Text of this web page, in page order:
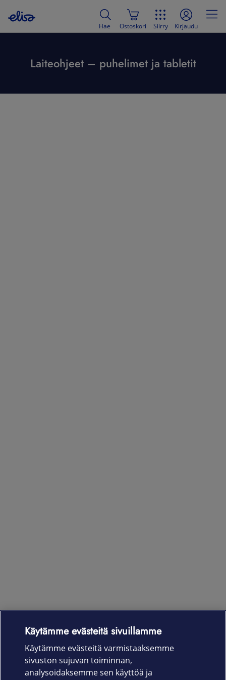
Hae Ostoskori Siirry Kirjaudu
Laiteohjeet – puhelimet ja tabletit
Laitteet & liittymät
Palvelut
Käytämme evästeitä sivuillamme
Käytämme evästeitä varmistaaksemme
sivuston sujuvan toiminnan,
analysoidaksemme sen käyttöä ja